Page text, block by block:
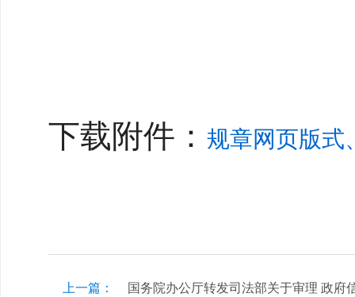
下载附件： 规章网页版式
上一篇： 国务院办公厅转发司法部关于审理 政